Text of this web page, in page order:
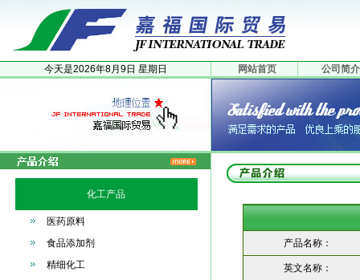
今天是2026年8月 9日 星期日 网站首页 公司简介
化工产品
医药原料
食品添加剂
精细化工
产品名称：
英文名称：